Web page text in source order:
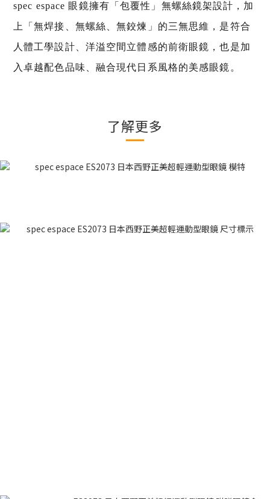
spec espace 眼鏡擁有「包覆性」無螺絲鏡架設計，加
上「無焊接、無螺絲、無鉸煉」的三無思維，是符合
人體工學設計、洋溢空間立體感的前衛眼鏡，也是加
入卓越配色品味、融合現代日系風格的美感眼鏡。
了解更多